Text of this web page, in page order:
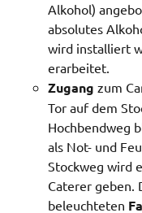
Alkohol)
absolutes
wird installiert
erarbeitet.
Zugang zum
Tor auf dem
Hochbendweg
als Not- und
Stockweg wird
Caterer geben.
beleuchteten